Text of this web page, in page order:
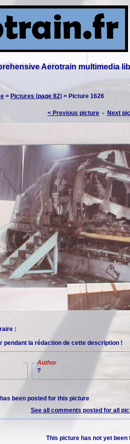
Aerotrain multimedia
> Pictures (page 82) > Picture 1626
< Previous picture- Next
:
pendant la rédaction de cette description !
Author
?
been posted for this picture
See all comments posted for all
This picture has not yet been